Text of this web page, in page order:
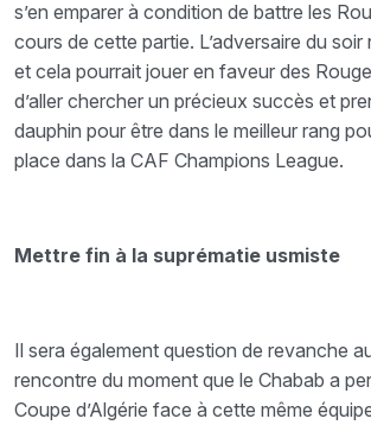
s’en emparer à condition de battre les
cours de cette partie. L’adversaire du soir
et cela pourrait jouer en faveur des
d’aller chercher un précieux succès et
dauphin pour être dans le meilleur rang
place dans la CAF Champions League.
Mettre fin à la suprématie usmiste
Il sera également question de revanche
rencontre du moment que le Chabab a
Coupe d’Algérie face à cette même